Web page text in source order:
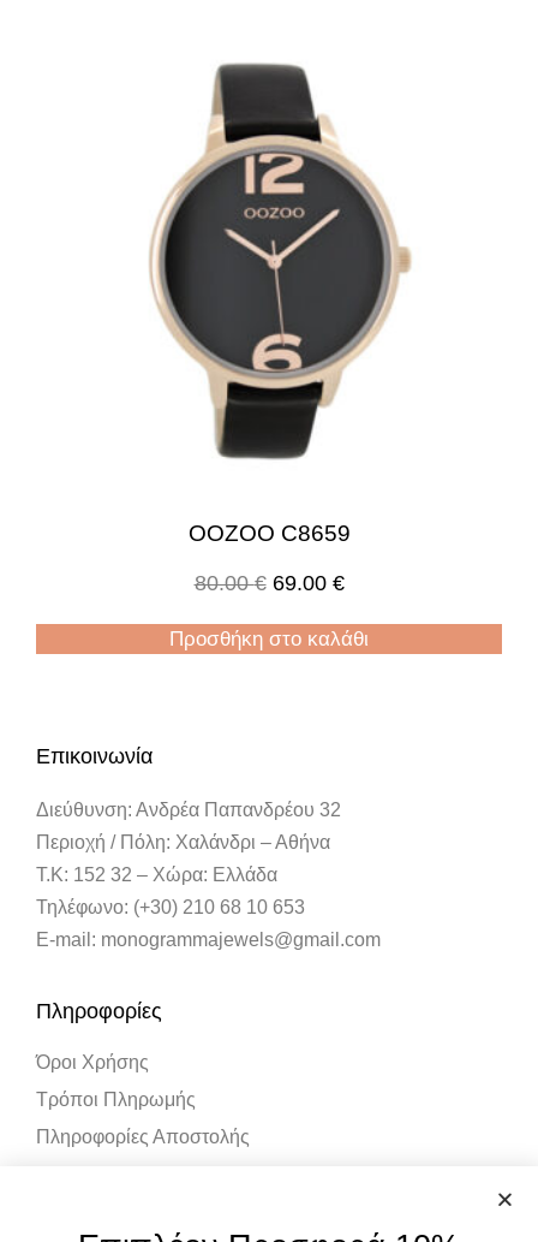
OOZOO C8659
80.00€ 69.00 €
Προσθήκη στο καλάθι
Επικοινωνία
Διεύθυνση: Ανδρέα Παπανδρέου 32
Περιοχή / Πόλη: Χαλάνδρι – Αθήνα
Τ.Κ: 152 32 – Χώρα: Ελλάδα
Τηλέφωνο: (+30) 210 68 10 653
E-mail: monogrammajewels@gmail.com
Πληροφορίες
Όροι Χρήσης
Τρόποι Πληρωμής
Πληροφορίες Αποστολής